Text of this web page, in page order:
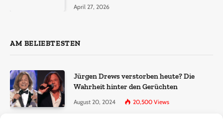
April 27, 2026
AM BELIEBTESTEN
Jürgen Drews verstorben heute? Die
Wahrheit hinter den Gerüchten
August 20, 2024 20,500 Views